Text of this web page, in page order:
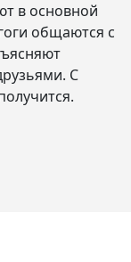
в основной
общаются с
С